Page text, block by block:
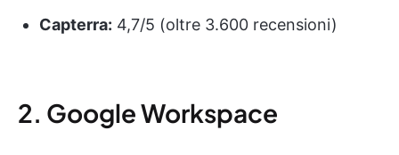
Capterra: 4,7/5 (oltre 3.600 recensioni)
2. Google Workspace